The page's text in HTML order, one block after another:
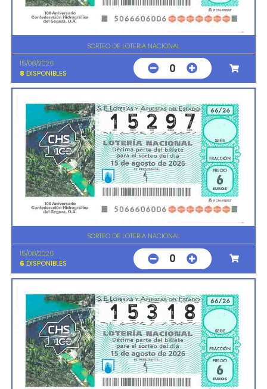
SORTEO DE LOTERIA NACIONAL
15/08/2026
8 DISPONIBLES 0
SORTEO DE LOTERIA NACIONAL
15/08/2026
6 DISPONIBLES 0